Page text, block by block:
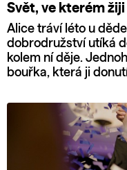
Svět, ve kterém žiji
Alice tráví léto u
dobrodružství utíká
kolem ní děje.
bouřka, která ji